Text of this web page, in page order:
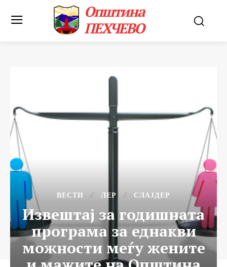
Општина
ПЕХЧЕВО
ВЕСТИ ЛЕР СЛАЈДЕР
Извештај за годишната
програма за еднакви
можности меѓу жените